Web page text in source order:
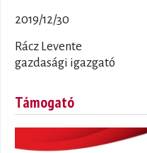
2019/12/30
Rácz Levente
gazdasági igazgató
Támogató